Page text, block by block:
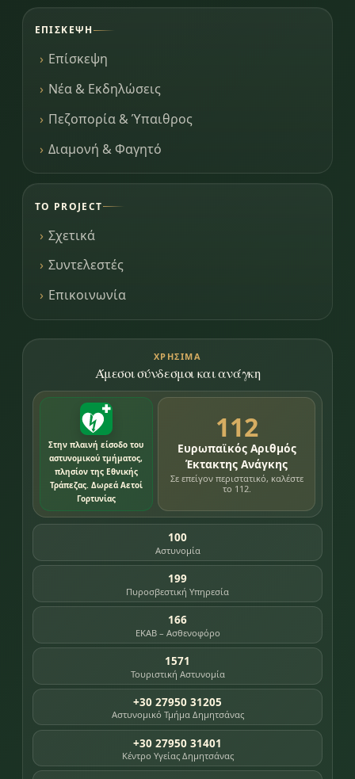
ΕΠΊΣΚΕΨΗ
Επίσκεψη
Νέα & Εκδηλώσεις
Πεζοπορία & Ύπαιθρος
Διαμονή & Φαγητό
ΤΟ PROJECT
Σχετικά
Συντελεστές
Επικοινωνία
ΧΡΉΣΙΜΑ
Άμεσοι σύνδεσμοι και ανάγκη
Στην πλαινή είσοδο του
αστυνομικού τμήματος,
πλησίον της Εθνικής
Τράπεζας. Δωρεά Αετοί
Γορτυνίας
112
Ευρωπαϊκός Αριθμός
Έκτακτης Ανάγκης
Σε επείγον περιστατικό, καλέστε
το 112.
100
Αστυνομία
199
Πυροσβεστική Υπηρεσία
166
ΕΚΑΒ – Ασθενοφόρο
1571
Τουριστική Αστυνομία
+30 27950 31205
Αστυνομικό Τμήμα Δημητσάνας
+30 27950 31401
Κέντρο Υγείας Δημητσάνας